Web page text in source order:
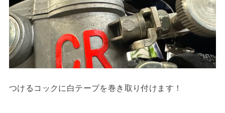
つけるコックに白テープを巻き取り付けます！